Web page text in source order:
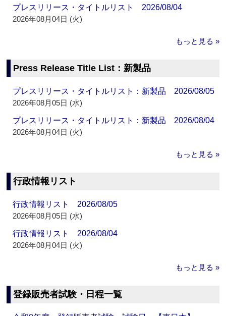
プレスリリース・タイトルリスト 2026/08/04
2026年08月04日 (火)
もっと見る »
Press Release Title List：新製品
プレスリリース・タイトルリスト：新製品 2026/08/05
2026年08月05日 (水)
プレスリリース・タイトルリスト：新製品 2026/08/04
2026年08月04日 (火)
もっと見る »
行政情報リスト
行政情報リスト 2026/08/05
2026年08月05日 (水)
行政情報リスト 2026/08/04
2026年08月04日 (火)
もっと見る »
登録販売者試験・日程一覧